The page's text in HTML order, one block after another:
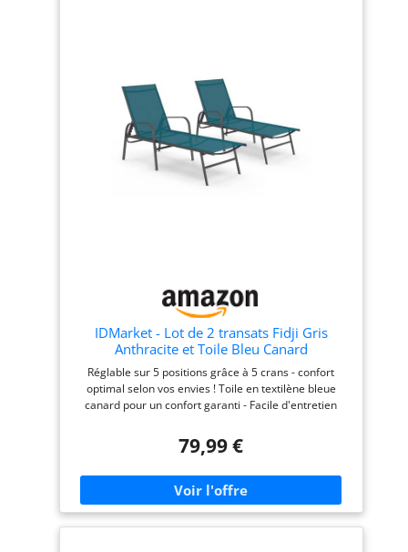
chaises longue pliantes sont dotées d'anses pratiques
pour le transport. Légères et compactes, elles se
plient rapidement pour accompagner vos moments
de détente dans le jardin, sur la terrasse ou lors de
vos déplacements en transat de plage pliable.
RAPIDITÉ ET SIMPLICITÉ: Vivez l'expérience d'un salon
jardin où le confort s'invite en un clin d'œil. Avec nos
longues allient esthétique et fonctionnalité, avec un
faible encombrement une fois repliées. Idéales pour
les petits espaces, elles se transforment en élégants
fauteuils de jardin prêts à sublimer votre extérieur
tout en maximisant l'espace disponible.
IDMarket - Lot de 2 transats Fidji Gris
Anthracite et Toile Bleu Canard
Réglable sur 5 positions grâce à 5 crans - confort
optimal selon vos envies ! Toile en textilène bleue
canard pour un confort garanti - Facile d'entretien
avec accoudoirs Design élégant et contemporain, ce
lot de 2 transats allie stabilité et modernité
de l'assise : 30 cm
79,99 €